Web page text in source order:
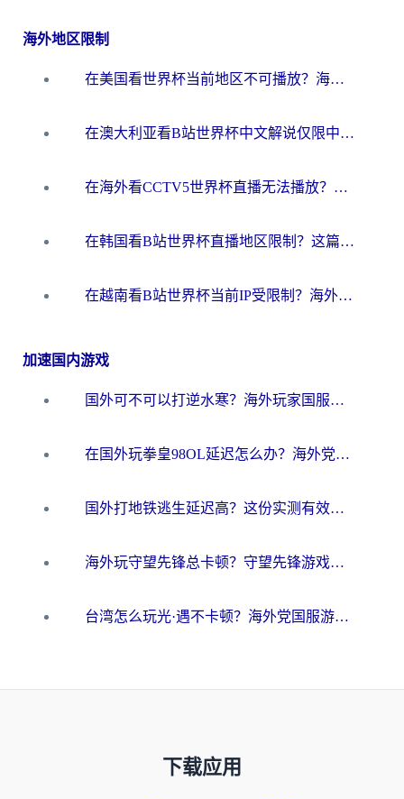
海外地区限制
在美国看世界杯当前地区不可播放？海外党体育观赛终极指南来了！
在澳大利亚看B站世界杯中文解说仅限中国大陆？这篇指南帮你打破限制看遍赛事
在海外看CCTV5世界杯直播无法播放？这篇指南让你和国内球迷同步呐喊
在韩国看B站世界杯直播地区限制？这篇指南让你告别“当前地区不可播放”
在越南看B站世界杯当前IP受限制？海外党体育观赛终极指南来了
加速国内游戏
国外可不可以打逆水寒？海外玩家国服畅玩终极指南（附漫威荒野乱斗加速方案）
在国外玩拳皇98OL延迟怎么办？海外党亲测有效的低延迟指南
国外打地铁逃生延迟高？这份实测有效的低延迟指南帮你吃鸡
海外玩守望先锋总卡顿？守望先锋游戏加速器在哪里买&避坑指南（附欧洲非洲游戏实测）
台湾怎么玩光·遇不卡顿？海外党国服游戏加速终极攻略（附实测体验）
下载应用